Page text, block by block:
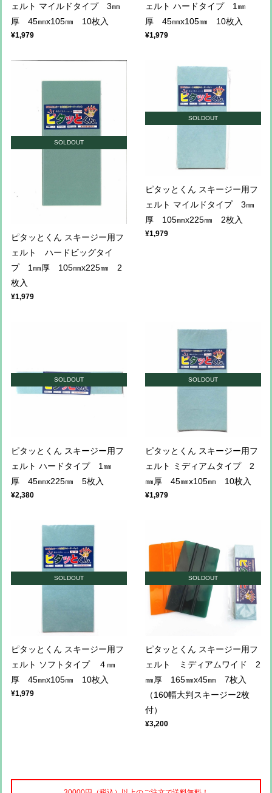
ェルト マイルドタイプ 3㎜
厚 45㎜x105㎜ 10枚入
¥1,979
ェルト ハードタイプ 1㎜
厚 45㎜x105㎜ 10枚入
¥1,979
SOLDOUT
ピタッとくん スキージー用フ
ェルト ハードビッグタイ
プ 1㎜厚 105㎜x225㎜ 2
枚入
¥1,979
SOLDOUT
ピタッとくん スキージー用フ
ェルト マイルドタイプ 3㎜
厚 105㎜x225㎜ 2枚入
¥1,979
SOLDOUT
ピタッとくん スキージー用フ
ェルト ハードタイプ 1㎜
厚 45㎜x225㎜ 5枚入
¥2,380
SOLDOUT
ピタッとくん スキージー用フ
ェルト ミディアムタイプ 2
㎜厚 45㎜x105㎜ 10枚入
¥1,979
SOLDOUT
ピタッとくん スキージー用フ
ェルト ソフトタイプ ４㎜
厚 45㎜x105㎜ 10枚入
¥1,979
SOLDOUT
ピタッとくん スキージー用フ
ェルト ミディアムワイド 2
㎜厚 165㎜x45㎜ 7枚入
（160幅大判スキージー2枚
付）
¥3,200